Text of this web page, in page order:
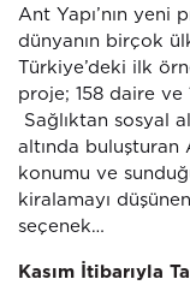
Ant Yapı’nın yeni
dünyanın birçok
Türkiye’deki ilk
proje; 158 daire
Sağlıktan sosyal
altında buluşturan
konumu ve
kiralamayı
seçenek…
Kasım İtibarıyla